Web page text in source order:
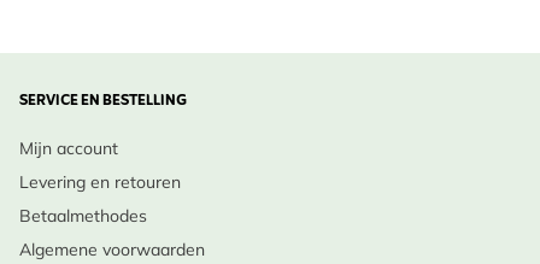
SERVICE EN BESTELLING
Mijn account
Levering en retouren
Betaalmethodes
Algemene voorwaarden